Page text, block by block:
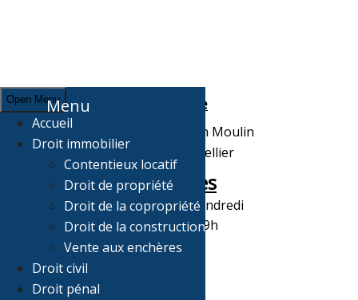
Open MenuMenu
Accueil
Droit immobilier
Contentieux locatif
Droit de propriété
Droit de la copropriété
Droit de la construction
Vente aux enchères
Droit civil
Droit pénal
Adresse
7, Grand rue Jean Moulin
34000 Montpellier
Horaires
Du Lundi au Vendredi
de 10H à 19h